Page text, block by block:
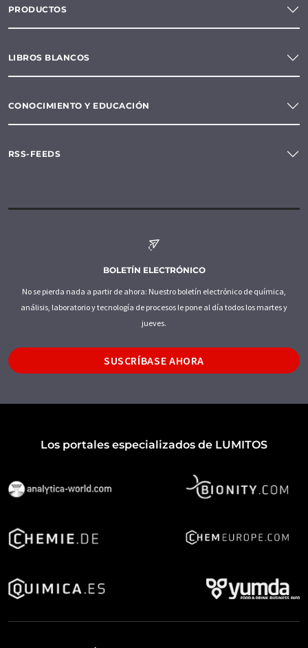
PRODUCTOS
LIBROS BLANCOS
CONOCIMIENTO Y EDUCACIÓN
RSS-FEEDS
BOLETÍN ELECTRÓNICO
No se pierda nada a partir de ahora: Nuestro boletín electrónico de química,
análisis, laboratorio y tecnología de procesos le pone al día todos los martes y
jueves.
SUSCRÍBASE AHORA
Los portales especializados de LUMITOS